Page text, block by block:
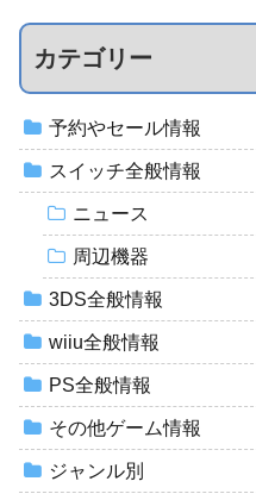
カテゴリー
予約やセール情報
スイッチ全般情報
ニュース
周辺機器
3DS全般情報
wiiu全般情報
PS全般情報
その他ゲーム情報
ジャンル別